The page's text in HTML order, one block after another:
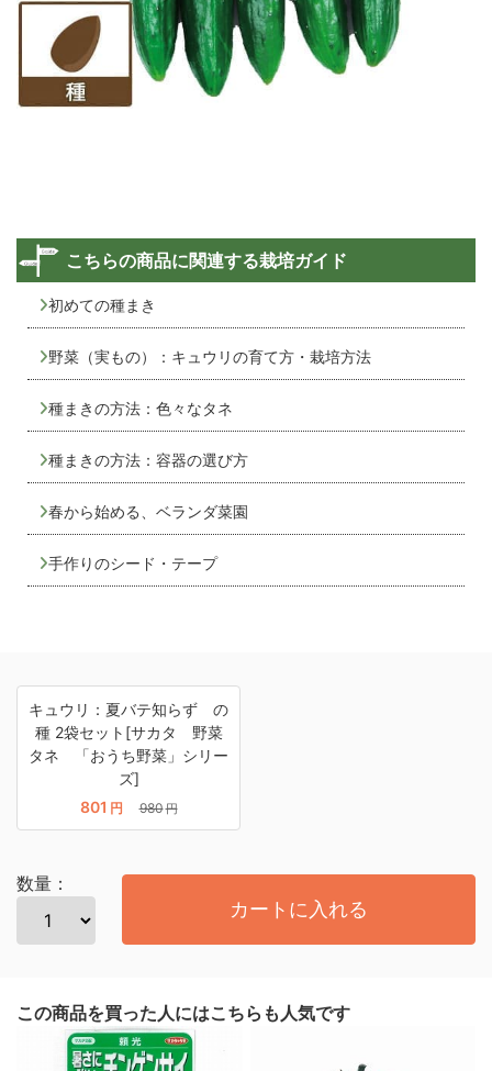
こちらの商品に関連する栽培ガイド
初めての種まき
野菜（実もの）：キュウリの育て方・栽培方法
種まきの方法：色々なタネ
種まきの方法：容器の選び方
春から始める、ベランダ菜園
手作りのシード・テープ
キュウリ：夏バテ知らず の
種 2袋セット[サカタ 野菜
タネ 「おうち野菜」シリー
ズ]
801 円 980円
数量：
カートに入れる
この商品を買った人にはこちらも人気です